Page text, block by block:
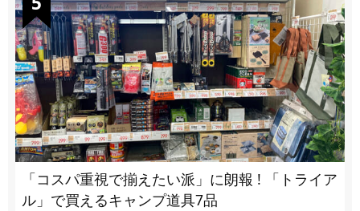
「コスパ重視で揃えたい派」に朗報 ! 「トライア
ル」で買えるキャンプ道具7品